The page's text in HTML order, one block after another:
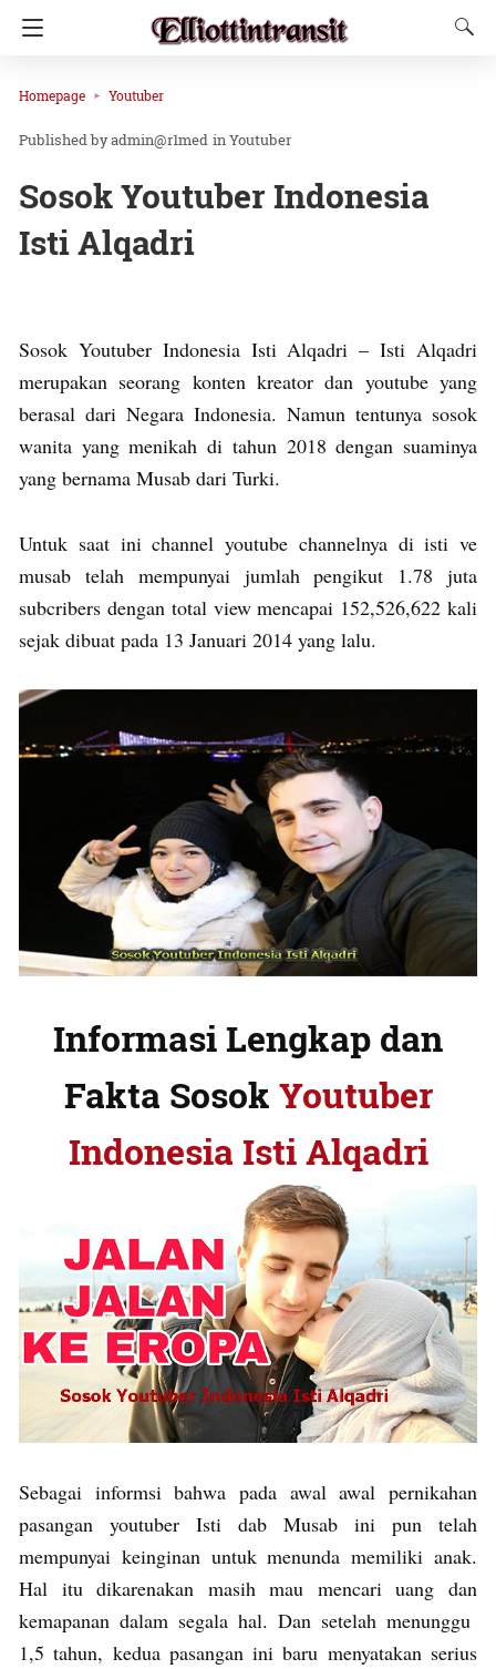
Homepage Youtuber
admin@r1med inYoutuber
Sosok Youtuber Indonesia
Isti Alqadri
Sosok Youtuber Indonesia Isti Alqadri – Isti Alqadri
merupakan seorang konten kreator dan youtube yang
berasal dari Negara Indonesia. Namun tentunya sosok
wanita yang menikah di tahun 2018 dengan suaminya
yang bernama Musab dari Turki.
Untuk saat ini channel youtube channelnya di isti ve
musab telah mempunyai jumlah pengikut 1.78 juta
subcribers dengan total view mencapai 152,526,622 kali
sejak dibuat pada 13 Januari 2014 yang lalu.
Informasi Lengkap dan
Fakta Sosok Youtuber
Indonesia Isti Alqadri
Sebagai informsi bahwa pada awal awal pernikahan
pasangan youtuber Isti dab Musab ini pun telah
mempunyai keinginan untuk menunda memiliki anak.
Hal itu dikarenakan masih mau mencari uang dan
kemapanan dalam segala hal. Dan setelah menunggu
1,5 tahun, kedua pasangan ini baru menyatakan serius